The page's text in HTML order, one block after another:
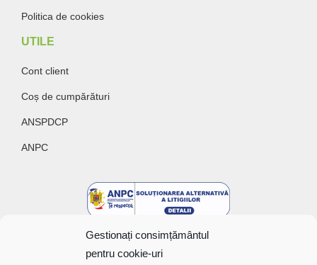
Gestionați consimțământul
pentru cookie-uri
Politica de cookies
UTILE
Cont client
Coș de cumpărături
ANSPDCP
ANPC